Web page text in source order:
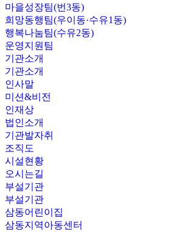
마을성장팀(번3동)
희망동행팀(우이동·수유1동)
행복나눔팀(수유2동)
운영지원팀
기관소개
기관소개
인사말
미션&비전
인재상
법인소개
기관발자취
조직도
시설현황
오시는길
부설기관
부설기관
삼동어린이집
삼동지역아동센터